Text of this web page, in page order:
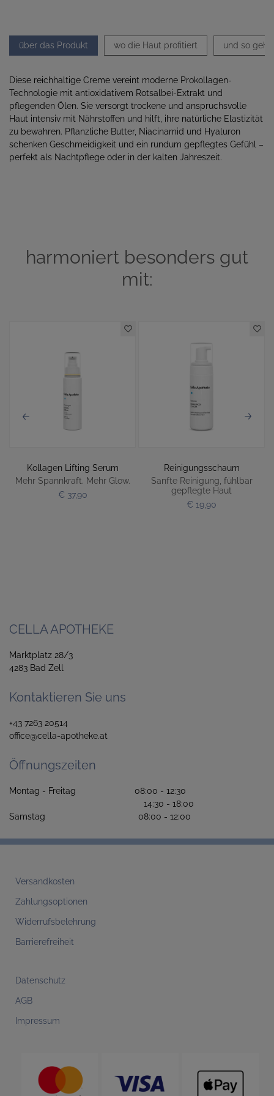
über das Produkt wo die Haut profitiert und so
Diese reichhaltige Creme vereint moderne Prokollagen-
Technologie mit antioxidativem Rotsalbei-Extrakt und
pflegenden Ölen. Sie versorgt trockene und anspruchsvolle
Haut intensiv mit Nährstoffen und hilft, ihre natürliche Elastizität
zu bewahren. Pflanzliche Butter, Niacinamid und Hyaluron
schenken Geschmeidigkeit und ein rundum gepflegtes Gefühl –
perfekt als Nachtpflege oder in der kalten Jahreszeit.
harmoniert besonders gut
mit:
Kollagen Lifting Serum
Mehr Spannkraft. Mehr Glow.
€ 37,90
Reinigungsschaum
Sanfte Reinigung, fühlbar
gepflegte Haut
€ 19,90
CELLA APOTHEKE
Marktplatz 28/3
4283 Bad Zell
Kontaktieren Sie uns
+43 7263 20514
office@cella-apotheke.at
Öffnungszeiten
Montag - Freitag 08:00 - 12:30
14:30 - 18:00
Samstag 08:00 - 12:00
Versandkosten
Zahlungsoptionen
Widerrufsbelehrung
Barrierefreiheit
Datenschutz
AGB
Impressum